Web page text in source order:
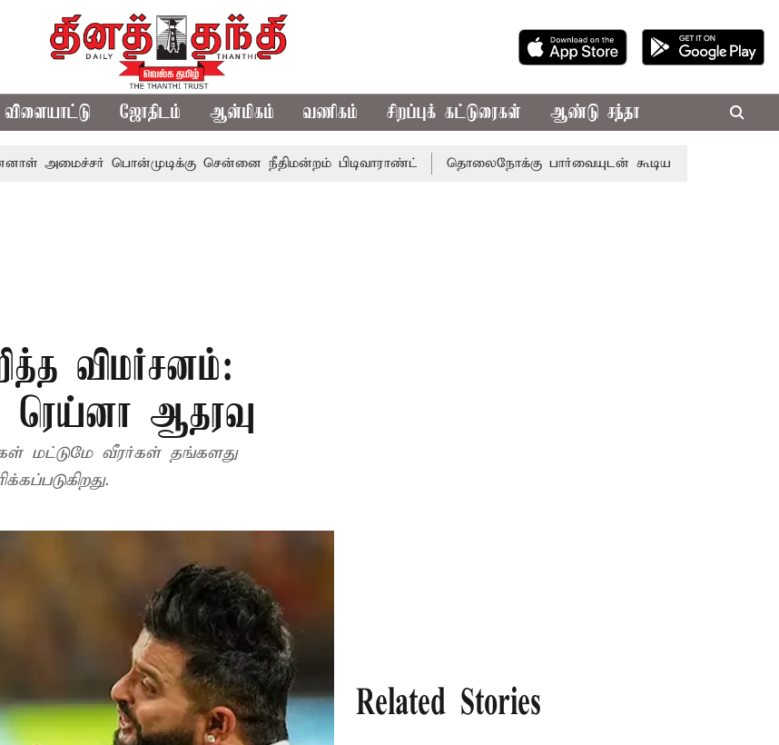
விளையாட்டு ஜோதிடம் ஆன்மிகம் வணிகம் சிறப்புக் கட்டுரைகள் ஆண்டு சந்தா
பொன்முடிக்கு சென்னை நீதிமன்றம் பிடிவாராண்ட் தொலைநோக்கு பார்வையுடன் கூடிய வேளாண் பட்ஜெட்:
விமர்சனம்:
ரெய்னா ஆதரவு
மட்டுமே வீரர்கள் தங்களது
Related Stories